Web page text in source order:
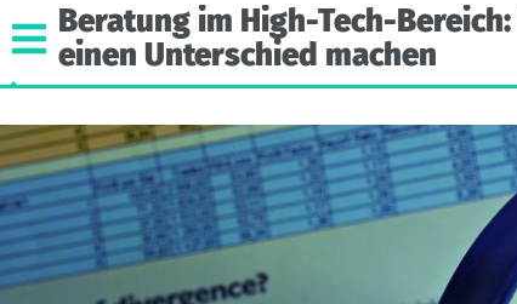
Beratungim High-Tech-Bereich:
einen Unterschied machen